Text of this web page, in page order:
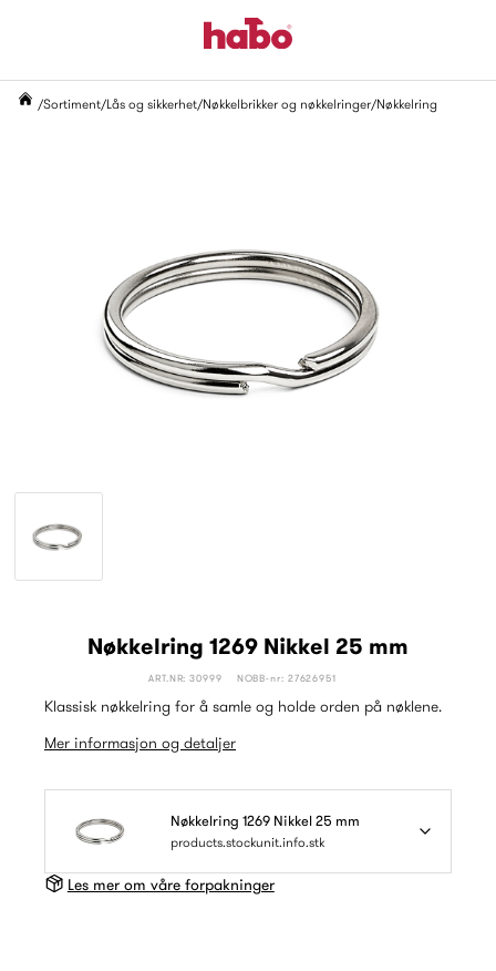
Sortiment Lås og sikkerhet Nøkkelbrikker og nøkkelringer Nøkkelring
Nøkkelring 1269 Nikkel 25 mm
ART.NR: 30999 NOBB-nr: 27626951
Klassisk nøkkelring for å samle og holde orden på nøklene.
Mer informasjon og detaljer
Nøkkelring 1269 Nikkel 25 mm
products.stockunit.info.stk
Les mer om våre forpakninger